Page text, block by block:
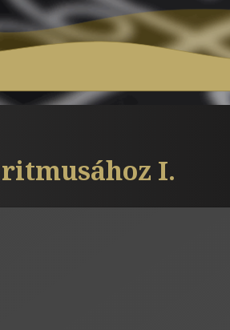
ritmusához I.